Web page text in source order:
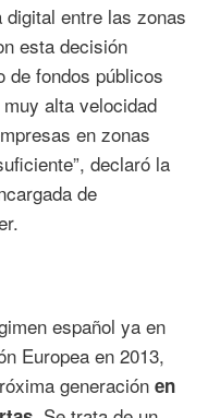
digital entre las zonas
esta decisión
de fondos públicos
alta velocidad
en zonas
declaró la
de
español ya en
Europea en 2013,
generación en